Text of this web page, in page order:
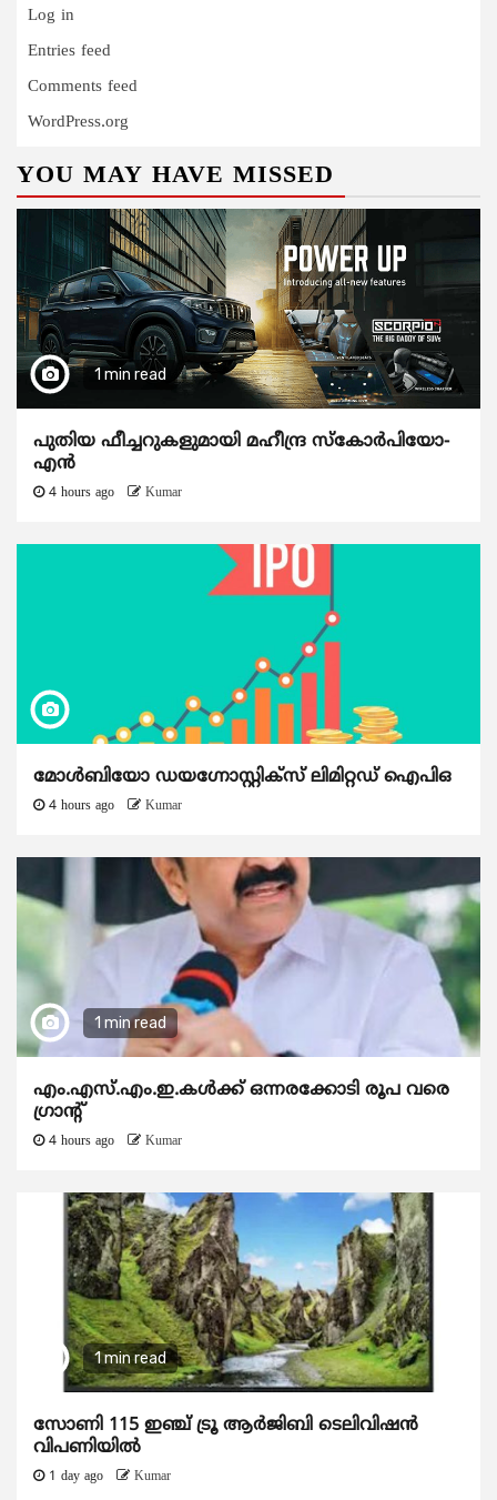
Log in
Entries feed
Comments feed
WordPress.org
YOU MAY HAVE MISSED
1 min read
പുതിയ ഫീച്ചറുകളുമായി മഹീന്ദ്ര സ്കോർപിയോ-
എൻ
4 hours ago Kumar
മോൾബിയോ ഡയഗ്നോസ്റ്റിക്സ് ലിമിറ്റഡ് ഐപിഒ
4 hours ago Kumar
1 min read
എം.എസ്.എം.ഇ.കൾക്ക് ഒന്നരക്കോടി രൂപ വരെ
ഗ്രാന്റ്
4 hours ago Kumar
1 min read
സോണി 115 ഇഞ്ച് ട്രൂ ആർജിബി ടെലിവിഷൻ
വിപണിയിൽ
1 day ago Kumar